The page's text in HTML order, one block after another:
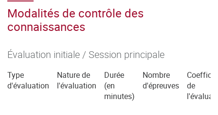
Modalités de contrôle des
connaissances
Évaluation initiale / Session principale
Type
d'évaluation
Nature de
l'évaluation
Durée
(en
minutes)
Nombre
d'épreuves
de